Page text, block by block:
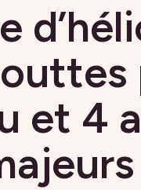
et 4